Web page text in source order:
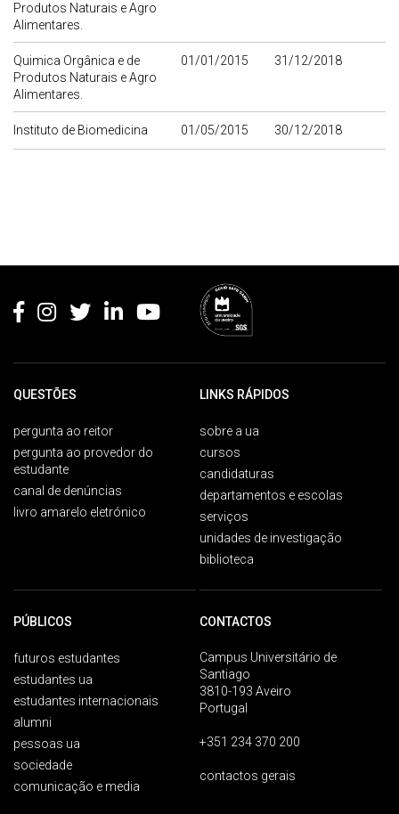
Produtos Naturais e Agro
Alimentares.
Quimica Orgânica e de
Produtos Naturais e Agro
Alimentares.
01/01/2015 31/12/2018
Instituto de Biomedicina 01/05/2015 30/12/2018
QUESTÕES
pergunta ao reitor
pergunta ao provedor do
estudante
canal de denúncias
livro amarelo eletrónico
LINKS RÁPIDOS
sobre a ua
cursos
candidaturas
departamentos e escolas
serviços
unidades de investigação
biblioteca
PÚBLICOS
futuros estudantes
estudantes ua
estudantes internacionais
alumni
pessoas ua
sociedade
comunicação e media
CONTACTOS
Campus Universitário de
Santiago
3810-193 Aveiro
Portugal
+351 234 370 200
contactos gerais